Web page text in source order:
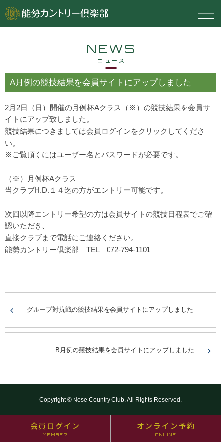
会員ログイン
MEMBER
オンライン予約
ONLINE
NEWS
ニュース
A月例の競技結果を会員サイトにアップしました
2月2日（日）開催の月例杯Aクラス（※）の競技結果を会員サ
イトにアップ致しました。
競技結果につきましては会員ログインをクリックしてくださ
い。
※ご覧頂くにはユーザー名とパスワードが必要です。
（※）月例杯Aクラス
当クラブH.D.１４迄の方がエントリー可能です。
次回以降エントリー希望の方は会員サイトの競技日程表でご確
認いただき、
直接クラブまで電話にご連絡ください。
能勢カントリー倶楽部 TEL 072-794-1101
グループ対抗戦の競技結果を会員サイトにアップしました
B月例の競技結果を会員サイトにアップしました
Copyright © Nose Country Club. All Rights Reserved.